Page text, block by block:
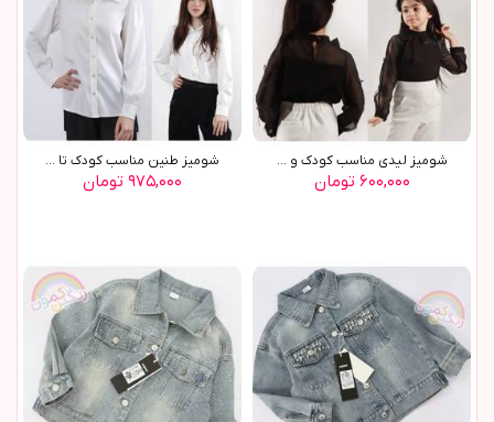
شوميز ليدي مناسب کودک و ...
۶۰۰,۰۰۰ تومان
شوميز طنين مناسب کودک تا ...
۹۷۵,۰۰۰ تومان